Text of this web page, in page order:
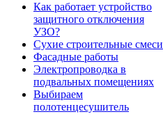
Как работает устройство
защитного отключения
УЗО?
Сухие строительные смеси
Фасадные работы
Электропроводка в
подвальных помещениях
Выбираем
полотенцесушитель